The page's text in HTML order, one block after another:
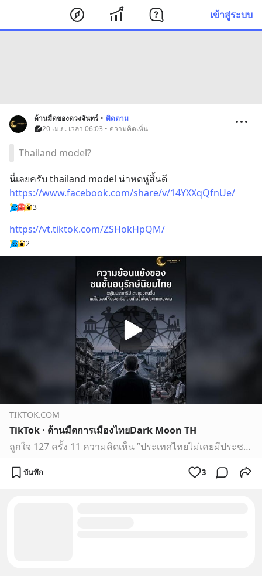
เข้าสู่ระบบ
ด้านมืดของดวงจันทร์ • ติดตาม
20 เม.ย. เวลา 06:03 • ความคิดเห็น
Thailand model?
นี่เลยครับ thailand model น่าหดหู่สิ้นดี
https://www.facebook.com/share/v/14YXXqQfnUe/
3
https://vt.tiktok.com/ZSHokHpQM/
2
TIKTOK.COM
TikTok · ด้านมืดการเมืองไทยDark Moon TH
ถูกใจ 127 ครั้ง 11 ความคิดเห็น ”ประเทศไทยไม่เคยมีประชาธิปไตย และนั่นคือเหตุผลที่ทุกอย่างพัง เวลาประเทศไทยมีปัญหา เรามักได้ยินคนบางกลุ่มพูดว่า ทุกอย่างเกิดจากนักการเมือง เกิดจากประชาธิปไตย เกิดจากการเลือกตั้ง และเกิดจากประชาชนที่ไม่มีคุณภาพ แต่ความจริงคือ ประเทศไทยไม่เคยมีประชาธิปไตยที่แท้จริงเลยแม้แ…
บันทึก 3